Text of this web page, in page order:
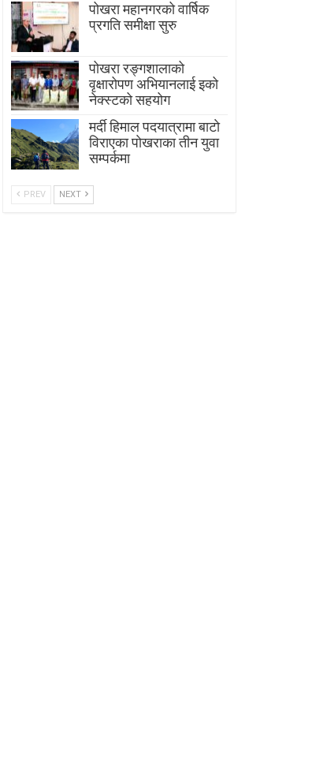
पोखरा महानगरको वार्षिक
प्रगति समीक्षा सुरु
पोखरा रङ्गशालाको
वृक्षारोपण अभियानलाई इको
नेक्स्टको सहयोग
मर्दी हिमाल पदयात्रामा बाटाे
विराएका पाेखराका तीन युवा
सम्पर्कमा
PREV NEXT